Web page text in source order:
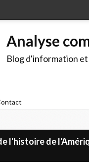
Analyse
Blog d'information
l'histoire de